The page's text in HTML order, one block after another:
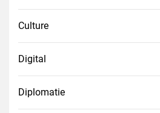
Culture
Digital
Diplomatie